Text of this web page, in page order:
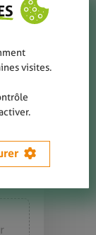
visites.